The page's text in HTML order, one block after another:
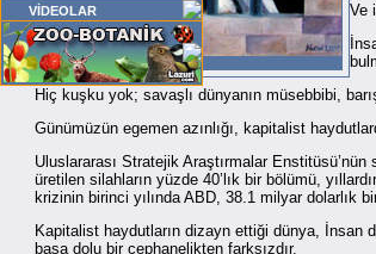
VİDEOLAR
Resim: Nursel Aksoy
Ve
Hiç kuşku yok; savaşlı dünyanın müsebbibi,
Günümüzün egemen azınlığı, kapitalist
Uluslararası Stratejik Araştırmalar
üretilen silahların yüzde 40’lık bir bölümü,
krizinin birinci yılında ABD, 38.1 milyar dolarlık
Kapitalist haydutların dizayn ettiği dünya, İnsan
basa dolu bir cephanelikten farksızdır.